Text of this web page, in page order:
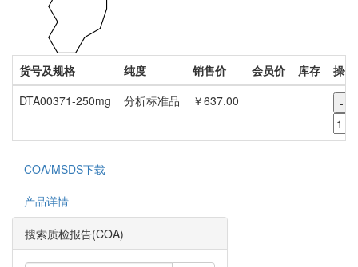
货号及规格 纯度 销售价 会员价 库存
操作
DTA00371-250mg
分析标准品 ￥637.00 -
COA/MSDS下载
产品详情
搜索质检报告(COA)